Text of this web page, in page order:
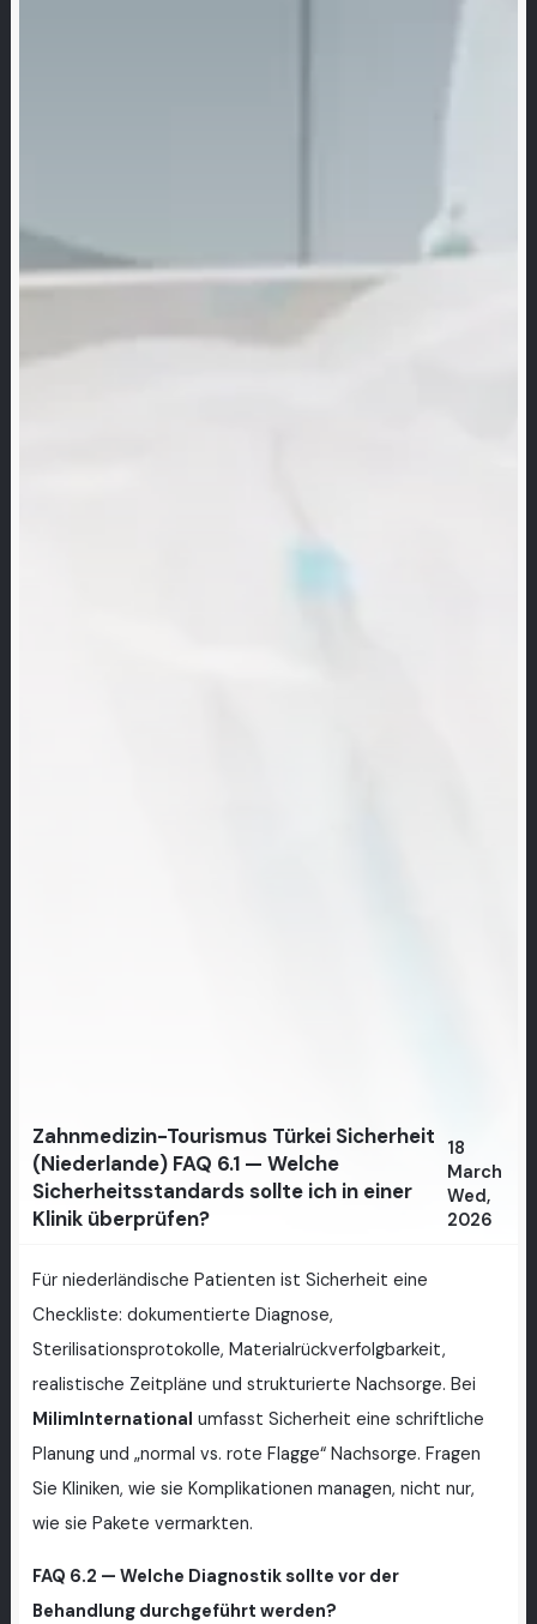
Zahnmedizin-Tourismus Türkei Sicherheit
(Niederlande) FAQ 6.1 — Welche
Sicherheitsstandards sollte ich in einer
Klinik überprüfen?
18
March
Wed,
2026
Für niederländische Patienten ist Sicherheit eine
Checkliste: dokumentierte Diagnose,
Sterilisationsprotokolle, Materialrückverfolgbarkeit,
realistische Zeitpläne und strukturierte Nachsorge. Bei
MilimInternational umfasst Sicherheit eine schriftliche
Planung und „normal vs. rote Flagge“ Nachsorge. Fragen
Sie Kliniken, wie sie Komplikationen managen, nicht nur,
wie sie Pakete vermarkten.
FAQ 6.2 — Welche Diagnostik sollte vor der
Behandlung durchgeführt werden?